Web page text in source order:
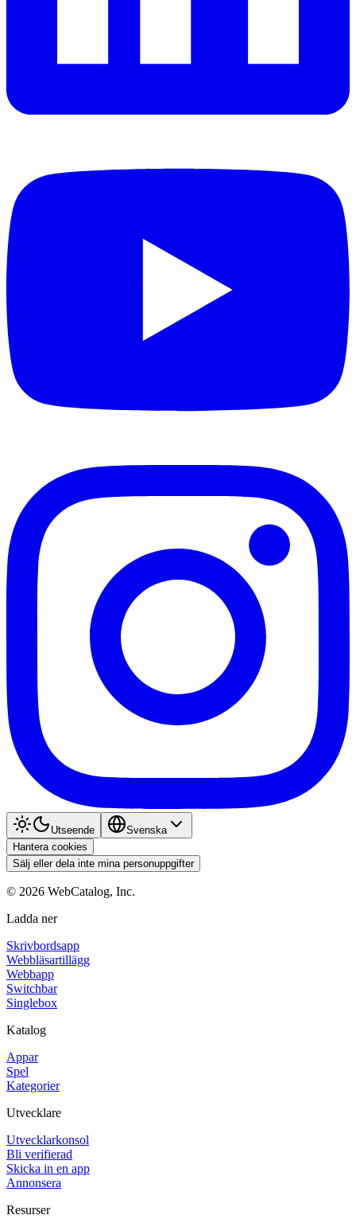
Utseende
Svenska
Hantera cookies
Sälj eller dela inte mina personuppgifter
© 2026 WebCatalog, Inc.
Ladda ner
Skrivbordsapp
Webbläsartillägg
Webbapp
Switchbar
Singlebox
Katalog
Appar
Spel
Kategorier
Utvecklare
Utvecklarkonsol
Bli verifierad
Skicka in en app
Annonsera
Resurser